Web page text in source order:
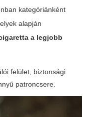
kategóriánként
alapján
a legjobb
felület, biztonsági
patroncsere.